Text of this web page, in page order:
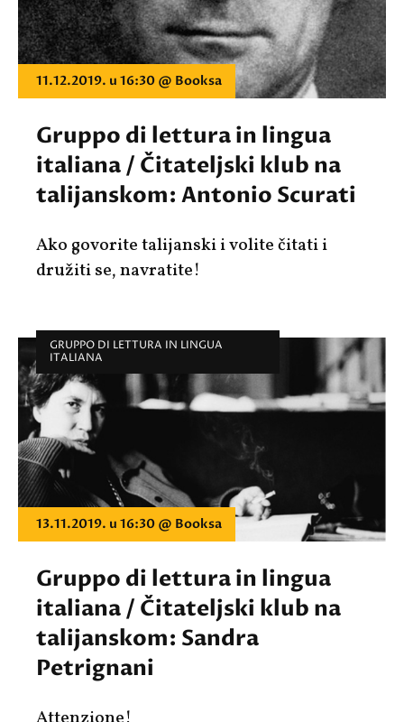
11.12.2019. u 16:30 @ Booksa
Gruppo di lettura in lingua
italiana / Čitateljski klub na
talijanskom: Antonio Scurati
Ako govorite talijanski i volite čitati i
družiti se, navratite!
GRUPPO DI LETTURA IN LINGUA
ITALIANA
13.11.2019. u 16:30 @ Booksa
Gruppo di lettura in lingua
italiana / Čitateljski klub na
talijanskom: Sandra
Petrignani